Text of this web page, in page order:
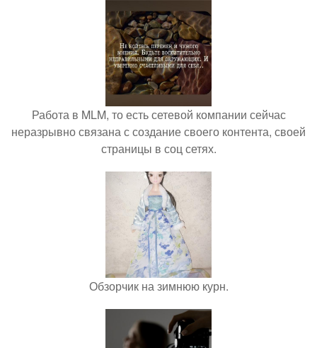
Работа в MLM, то есть сетевой компании сейчас
неразрывно связана с создание своего контента, своей
страницы в соц сетях.
Обзорчик на зимнюю курн.